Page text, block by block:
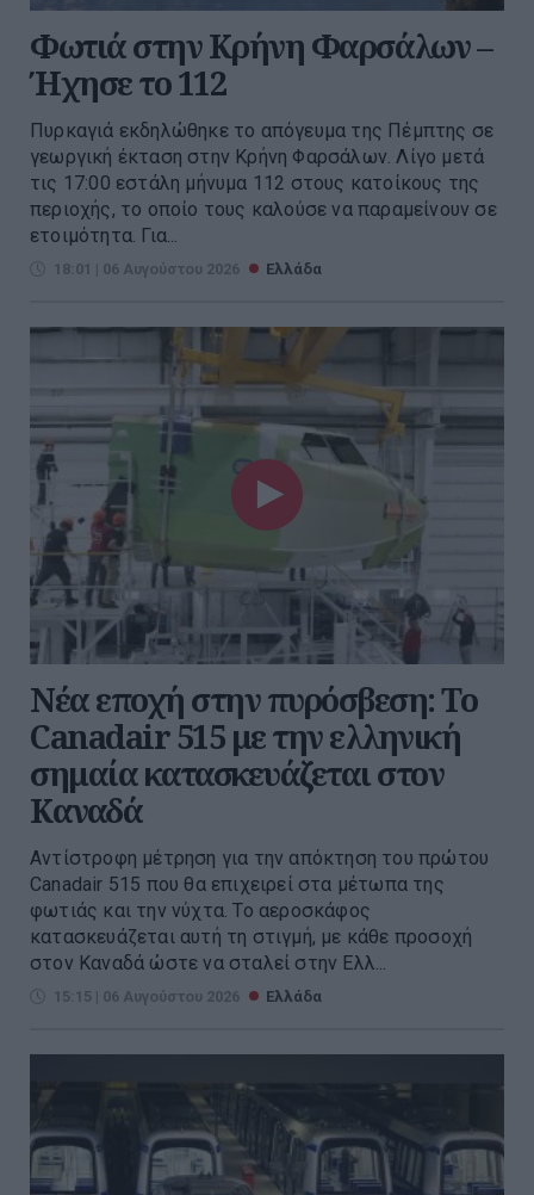
Φωτιά στην Κρήνη Φαρσάλων –
Ήχησε το 112
Πυρκαγιά εκδηλώθηκε το απόγευμα της Πέμπτης σε
γεωργική έκταση στην Κρήνη Φαρσάλων. Λίγο μετά
τις 17:00 εστάλη μήνυμα 112 στους κατοίκους της
περιοχής, το οποίο τους καλούσε να παραμείνουν σε
ετοιμότητα. Για...
18:01 | 06 Αυγούστου 2026 Ελλάδα
Νέα εποχή στην πυρόσβεση: Το
Canadair 515 με την ελληνική
σημαία κατασκευάζεται στον
Καναδά
Αντίστροφη μέτρηση για την απόκτηση του πρώτου
Canadair 515 που θα επιχειρεί στα μέτωπα της
φωτιάς και την νύχτα. Το αεροσκάφος
κατασκευάζεται αυτή τη στιγμή, με κάθε προσοχή
στον Καναδά ώστε να σταλεί στην Ελλ...
15:15 | 06 Αυγούστου 2026 Ελλάδα